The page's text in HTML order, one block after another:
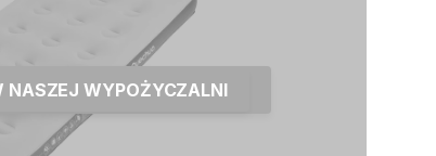
NASZEJ WYPOŻYCZALNI